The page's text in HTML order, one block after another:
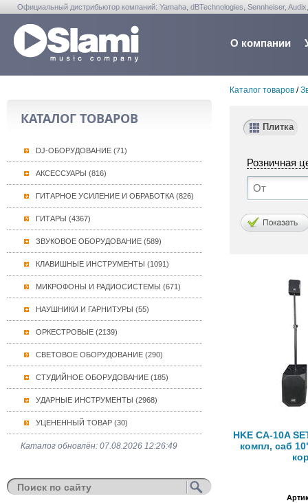
Официальный дистрибьютор компаний: Yamaha, dBTechnologies, Sennheiser,
О компании
КАТАЛОГ ТОВАРОВ
DJ-ОБОРУДОВАНИЕ (71)
АКСЕССУАРЫ (816)
ГИТАРНОЕ УСИЛЕНИЕ И ОБРАБОТКА (826)
ГИТАРЫ (4367)
ЗВУКОВОЕ ОБОРУДОВАНИЕ (589)
КЛАВИШНЫЕ ИНСТРУМЕНТЫ (1091)
МИКРОФОНЫ И РАДИОСИСТЕМЫ (671)
НАУШНИКИ И ГАРНИТУРЫ (55)
ОРКЕСТРОВЫЕ (2139)
СВЕТОВОЕ ОБОРУДОВАНИЕ (290)
СТУДИЙНОЕ ОБОРУДОВАНИЕ (185)
УДАРНЫЕ ИНСТРУМЕНТЫ (2968)
УЦЕНЕННЫЙ ТОВАР (30)
Каталог обновлён: 07.08.2026 12:26:49
Каталог товаров/
Плитка
Розничная
HKE CA-10A
компл, саб